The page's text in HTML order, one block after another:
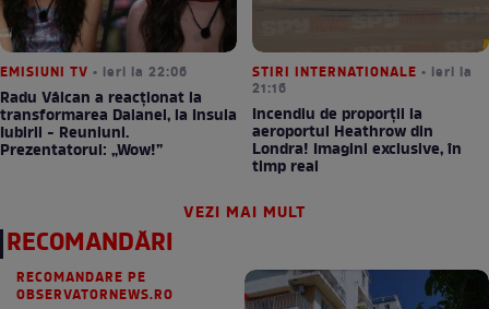
EMISIUNI TV • ieri la 22:06
Radu Vâlcan a reacționat la
transformarea Daianei, la Insula
Iubirii - Reuniuni.
Prezentatorul: „Wow!”
STIRI INTERNATIONALE • ieri la
21:16
Incendiu de proporții la
aeroportul Heathrow din
Londra! Imagini exclusive, în
timp real
VEZI MAI MULT
RECOMANDĂRI
RECOMANDARE PE
OBSERVATORNEWS.RO